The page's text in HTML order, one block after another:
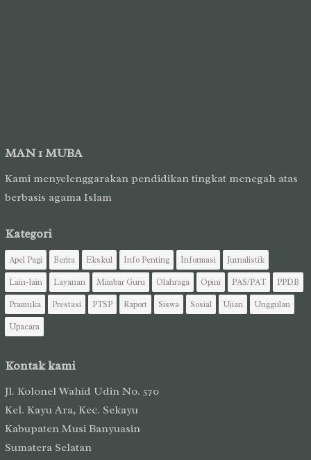
MAN 1 MUBA
Kami menyelenggarakan pendidikan tingkat menegah atas
berbasis agama Islam
Kategori
Apel Pagi Berita Ekskul Info Penting Informasi
Jurnalistik
Lain-lain
Layanan Mimbar Guru Olahraga Opini PAS/PAT
PPDB
Pramuka
Prestasi PTSP Raport Siswa Sosial Ujian
Unggulan
Upacara
Kontak kami
Jl. Kolonel Wahid Udin No. 570
Kel. Kayu Ara, Kec. Sekayu
Kabupaten Musi Banyuasin
Sumatera Selatan